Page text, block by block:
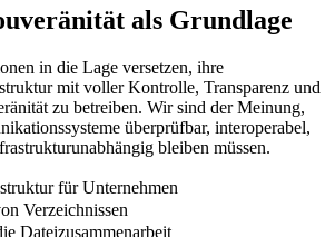
als Grundlage
in die Lage versetzen, ihre
mit voller Kontrolle, Transparenz und
zu betreiben. Wir sind der Meinung,
überprüfbar, interoperabel,
bleiben müssen.
für Unternehmen
Verzeichnissen
Dateizusammenarbeit